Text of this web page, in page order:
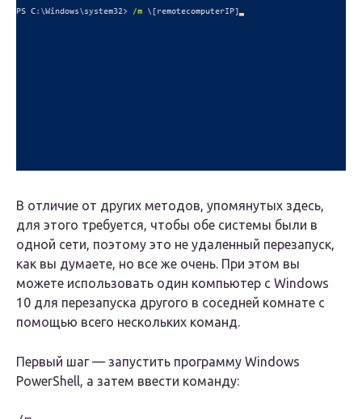
В отличие от других методов, упомянутых здесь,
для этого требуется, чтобы обе системы были в
одной сети, поэтому это не удаленный перезапуск,
как вы думаете, но все же очень. При этом вы
можете использовать один компьютер с Windows
10 для перезапуска другого в соседней комнате с
помощью всего нескольких команд.
Первый шаг — запустить программу Windows
PowerShell, а затем ввести команду: